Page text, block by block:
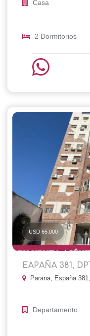
Casa
2 Dormitorios
USD 65.000
EAPAÑA 381,
Parana, España
Departamento